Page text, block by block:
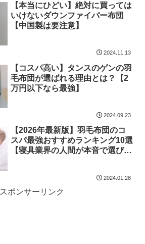
【本当にひどい】絶対に買っては
いけないダウンファイバー布団
【中国製は要注意】
2024.11.13
【コスパ高い】タンスのゲンの羽
毛布団が選ばれる理由とは？【2
万円以下なら最強】
2024.09.23
【2026年最新版】羽毛布団のコ
スパ最強おすすめランキング10選
【寝具業界の人間が本音で選びま
2024.01.28
スポンサーリンク